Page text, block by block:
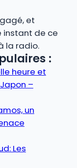
et
instant de ce
la radio.
:
heure et
–
un
Les